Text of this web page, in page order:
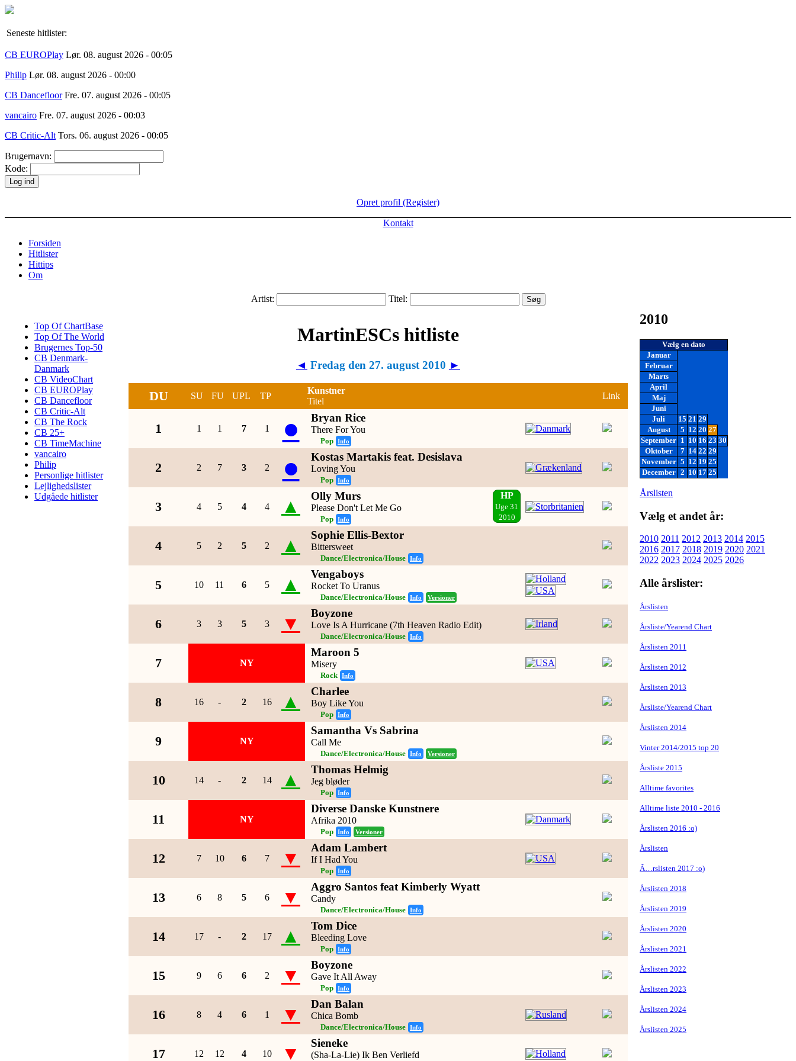
Seneste hitlister:
CB EUROPlay Lør. 08. august 2026 - 00:05
Philip Lør. 08. august 2026 - 00:00
CB Dancefloor Fre. 07. august 2026 - 00:05
vancairo Fre. 07. august 2026 - 00:03
CB Critic-Alt Tors. 06. august 2026 - 00:05
Brugernavn:
Kode:
Opret profil (Register)
Kontakt
Forsiden
Hitlister
Hittips
Om
Artist: Titel:
Top Of ChartBase
Top Of The World
Brugernes Top-50
CB Denmark-
Danmark
CB VideoChart
CB EUROPlay
CB Dancefloor
CB Critic-Alt
CB The Rock
CB 25+
CB TimeMachine
vancairo
Philip
Personlige hitlister
Lejlighedslister
Udgåede hitlister
MartinESCs hitliste
◄ Fredag den 27. august 2010 ►
DU SU FU UPL TP
Kunstner
Titel
Link
1 1 1 7 1 ● Bryan Rice
There For You
Pop Info
2 2 7 3 2 ● Kostas Martakis feat. Desislava
Loving You
Pop Info
3 4 5 4 4 ▲
HP
Uge 31
2010
Olly Murs
Please Don't Let Me Go
Pop Info
4 5 2 5 2 ▲ Sophie Ellis-Bextor
Bittersweet
Dance/Electronica/House Info
5 10 11 6 5 ▲ Vengaboys
Rocket To Uranus
Dance/Electronica/House Info Versioner
6 3 3 5 3 ▼ Boyzone
Love Is A Hurricane (7th Heaven Radio Edit)
Dance/Electronica/House Info
7 NY
Maroon 5
Misery
Rock Info
8 16 - 2 16 ▲ Charlee
Boy Like You
Pop Info
9 NY
Samantha Vs Sabrina
Call Me
Dance/Electronica/House Info Versioner
10 14 - 2 14 ▲ Thomas Helmig
Jeg bløder
Pop Info
11 NY
Diverse Danske Kunstnere
Afrika 2010
Pop Info Versioner
12 7 10 6 7 ▼ Adam Lambert
If I Had You
Pop Info
13 6 8 5 6 ▼ Aggro Santos feat Kimberly Wyatt
Candy
Dance/Electronica/House Info
14 17 - 2 17 ▲ Tom Dice
Bleeding Love
Pop Info
15 9 6 6 2 ▼ Boyzone
Gave It All Away
Pop Info
16 8 4 6 1 ▼ Dan Balan
Chica Bomb
Dance/Electronica/House Info
17 12 12 4 10 ▼ Sieneke
(Sha-La-Lie) Ik Ben Verliefd
2010
Vælg en dato
Januar
Februar
Marts
April
Maj
Juni
Juli
15 21 29
August
5 12 20 27
September 1 10 16 23 30
Oktober
7 14 22 29
November 5 12 19 25
December
2 10 17 25
Årslisten
Vælg et andet år:
2010 2011 2012 2013 2014 2015
2016 2017 2018 2019 2020 2021
2022 2023 2024 2025 2026
Alle årslister:
Årslisten
Årsliste/Yearend Chart
Årslisten 2011
Årslisten 2012
Årslisten 2013
Årsliste/Yearend Chart
Årslisten 2014
Vinter 2014/2015 top 20
Årsliste 2015
Alltime favorites
Alltime liste 2010 - 2016
Årslisten 2016 :o)
Årslisten
Ã…rslisten 2017 :o)
Årslisten 2018
Årslisten 2019
Årslisten 2020
Årslisten 2021
Årslisten 2022
Årslisten 2023
Årslisten 2024
Årslisten 2025